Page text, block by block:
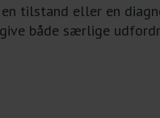
tilstand eller en
både særlige